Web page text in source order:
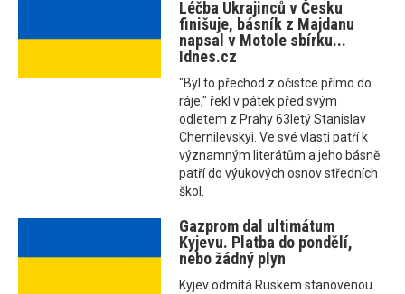
Léčba Ukrajinců v Česku
finišuje, básník z Majdanu
napsal v Motole sbírku...
Idnes.cz
"Byl to přechod z očistce přímo do
ráje," řekl v pátek před svým
odletem z Prahy 63letý Stanislav
Chernilevskyi. Ve své vlasti patří k
významným literátům a jeho básně
patří do výukových osnov středních
škol.
Gazprom dal ultimátum
Kyjevu. Platba do pondělí,
nebo žádný plyn
Kyjev odmítá Ruskem stanovenou